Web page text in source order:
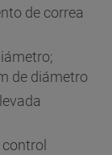
de correa
de diámetro